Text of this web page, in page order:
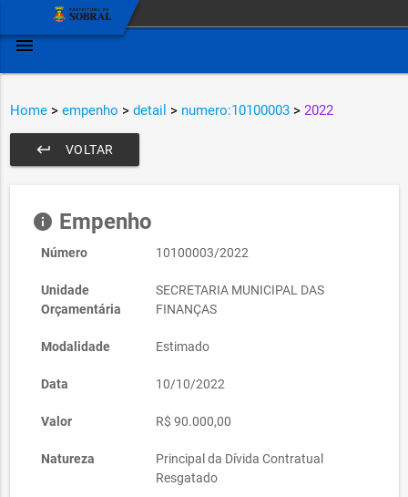
menu
Home > empenho > detail > numero:10100003 > 2022
VOLTAR
keyboard_return
info Empenho
Número 10100003/2022
Unidade
Orçamentária
SECRETARIA MUNICIPAL DAS
FINANÇAS
Modalidade Estimado
Data 10/10/2022
Valor R$ 90.000,00
Natureza
Principal da Dívida Contratual
Resgatado